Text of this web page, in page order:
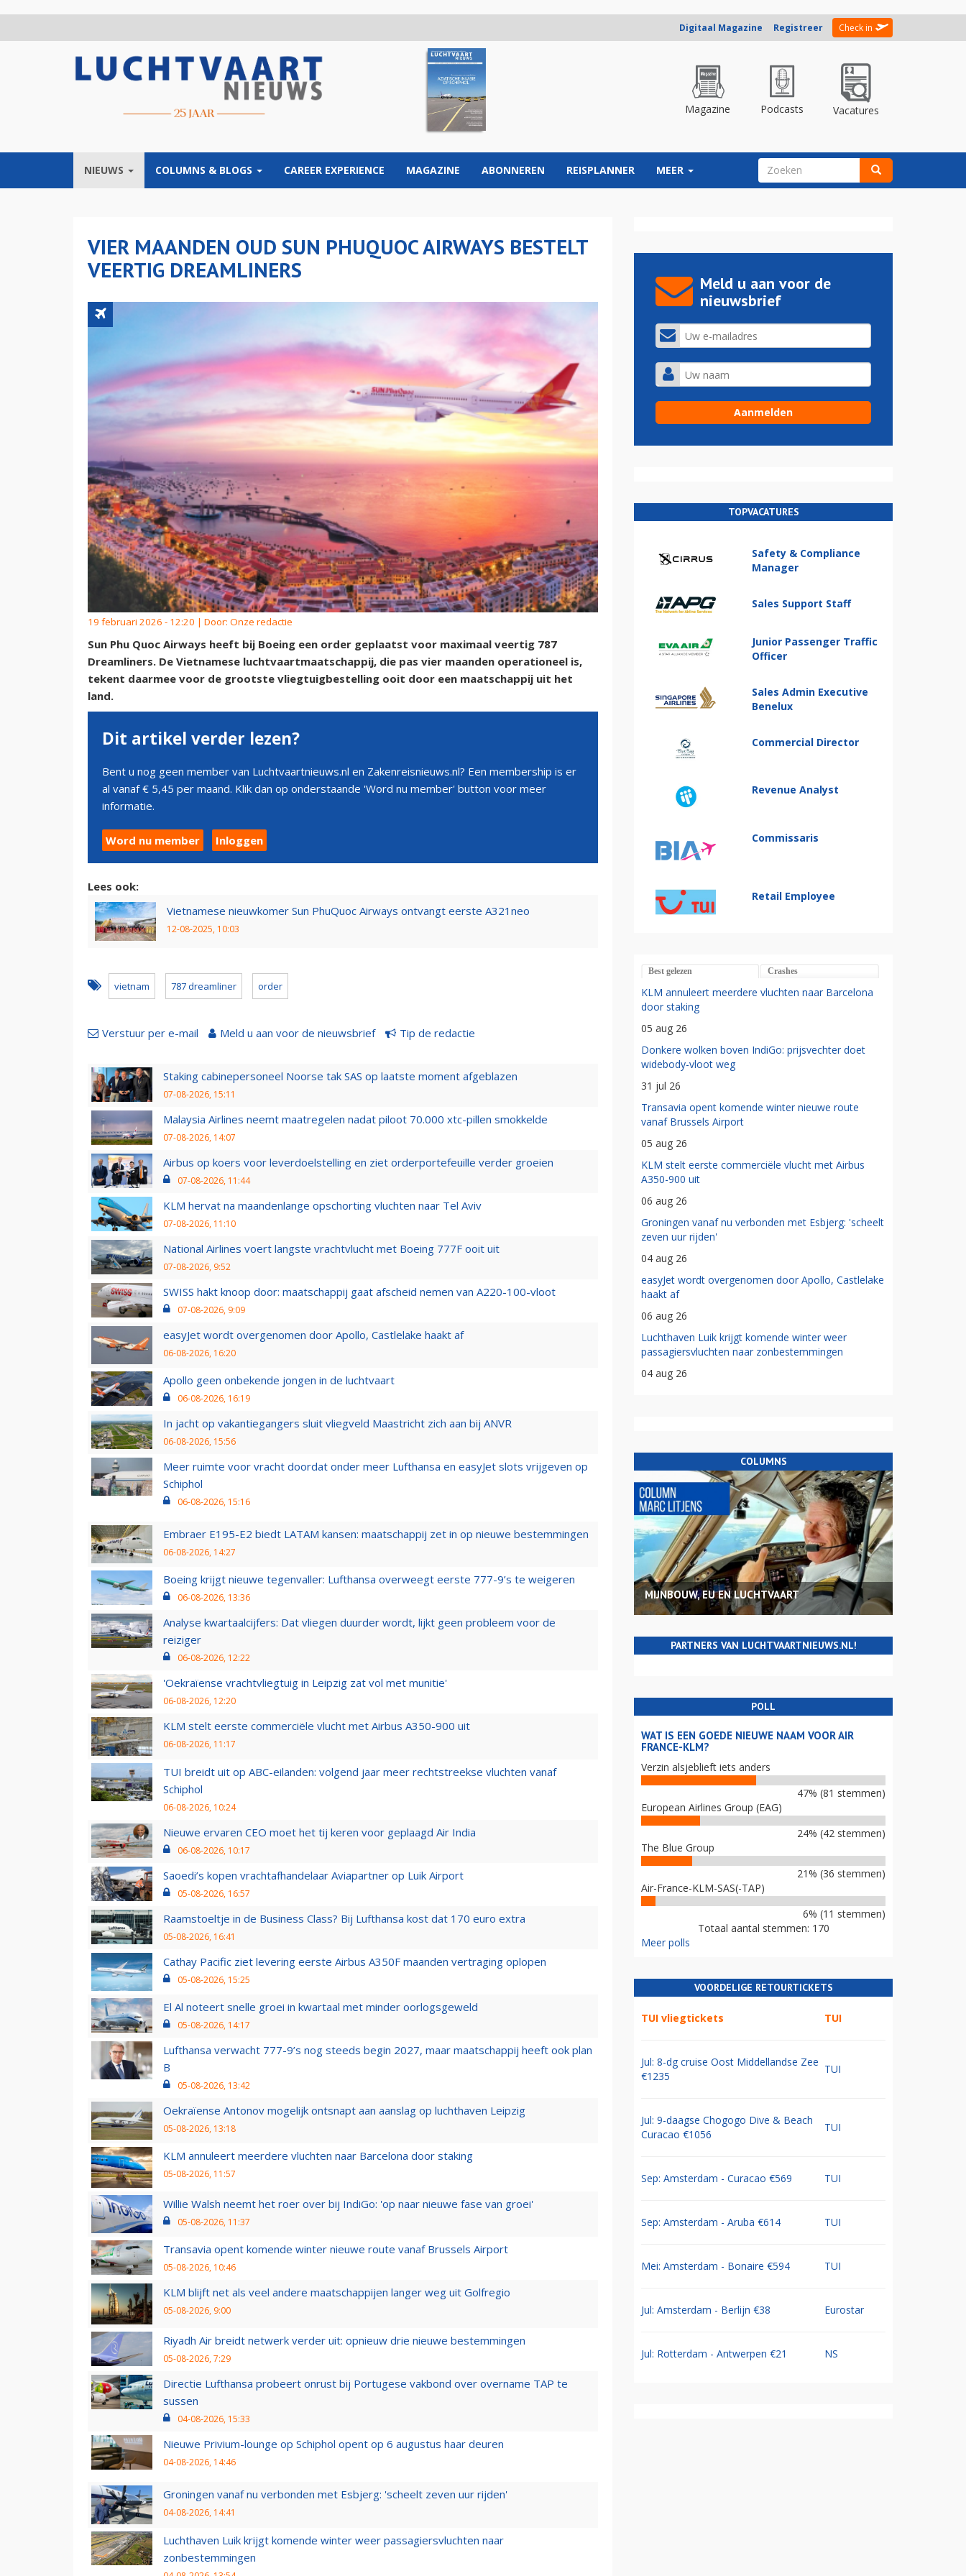
Digitaal Magazine Registreer Check in
Magazine Podcasts Vacatures
NIEUWS COLUMNS & BLOGS CAREER EXPERIENCE MAGAZINE ABONNEREN REISPLANNER MEER ZOEKVELD
VIER MAANDEN OUD SUN PHUQUOC AIRWAYS BESTELT
VEERTIG DREAMLINERS
19 februari 2026 - 12:20 | Door: Onze redactie
Sun Phu Quoc Airways heeft bij Boeing een order geplaatst voor maximaal veertig 787
Dreamliners. De Vietnamese luchtvaartmaatschappij, die pas vier maanden operationeel is,
tekent daarmee voor de grootste vliegtuigbestelling ooit door een maatschappij uit het
land.
Dit artikel verder lezen?
Bent u nog geen member van Luchtvaartnieuws.nl en Zakenreisnieuws.nl? Een membership is er
al vanaf € 5,45 per maand. Klik dan op onderstaande 'Word nu member' button voor meer
informatie.
Word nu member Inloggen
Lees ook:
Vietnamese nieuwkomer Sun PhuQuoc Airways ontvangt eerste A321neo
12-08-2025, 10:03
vietnam 787 dreamliner order
Verstuur per e-mail Meld u aan voor de nieuwsbrief Tip de redactie
Staking cabinepersoneel Noorse tak SAS op laatste moment afgeblazen
07-08-2026, 15:11
Malaysia Airlines neemt maatregelen nadat piloot 70.000 xtc-pillen smokkelde
07-08-2026, 14:07
Airbus op koers voor leverdoelstelling en ziet orderportefeuille verder groeien
07-08-2026, 11:44
KLM hervat na maandenlange opschorting vluchten naar Tel Aviv
07-08-2026, 11:10
National Airlines voert langste vrachtvlucht met Boeing 777F ooit uit
07-08-2026, 9:52
SWISS hakt knoop door: maatschappij gaat afscheid nemen van A220-100-vloot
07-08-2026, 9:09
easyJet wordt overgenomen door Apollo, Castlelake haakt af
06-08-2026, 16:20
Apollo geen onbekende jongen in de luchtvaart
06-08-2026, 16:19
In jacht op vakantiegangers sluit vliegveld Maastricht zich aan bij ANVR
06-08-2026, 15:56
Meer ruimte voor vracht doordat onder meer Lufthansa en easyJet slots vrijgeven op
Schiphol
06-08-2026, 15:16
Embraer E195-E2 biedt LATAM kansen: maatschappij zet in op nieuwe bestemmingen
06-08-2026, 14:27
Boeing krijgt nieuwe tegenvaller: Lufthansa overweegt eerste 777-9’s te weigeren
06-08-2026, 13:36
Analyse kwartaalcijfers: Dat vliegen duurder wordt, lijkt geen probleem voor de
reiziger
06-08-2026, 12:22
'Oekraïense vrachtvliegtuig in Leipzig zat vol met munitie'
06-08-2026, 12:20
KLM stelt eerste commerciële vlucht met Airbus A350-900 uit
06-08-2026, 11:17
TUI breidt uit op ABC-eilanden: volgend jaar meer rechtstreekse vluchten vanaf
Schiphol
06-08-2026, 10:24
Nieuwe ervaren CEO moet het tij keren voor geplaagd Air India
06-08-2026, 10:17
Saoedi’s kopen vrachtafhandelaar Aviapartner op Luik Airport
05-08-2026, 16:57
Raamstoeltje in de Business Class? Bij Lufthansa kost dat 170 euro extra
05-08-2026, 16:41
Cathay Pacific ziet levering eerste Airbus A350F maanden vertraging oplopen
05-08-2026, 15:25
El Al noteert snelle groei in kwartaal met minder oorlogsgeweld
05-08-2026, 14:17
Lufthansa verwacht 777-9’s nog steeds begin 2027, maar maatschappij heeft ook plan
B
05-08-2026, 13:42
Oekraïense Antonov mogelijk ontsnapt aan aanslag op luchthaven Leipzig
05-08-2026, 13:18
KLM annuleert meerdere vluchten naar Barcelona door staking
05-08-2026, 11:57
Willie Walsh neemt het roer over bij IndiGo: 'op naar nieuwe fase van groei'
05-08-2026, 11:37
Transavia opent komende winter nieuwe route vanaf Brussels Airport
05-08-2026, 10:46
KLM blijft net als veel andere maatschappijen langer weg uit Golfregio
05-08-2026, 9:00
Riyadh Air breidt netwerk verder uit: opnieuw drie nieuwe bestemmingen
05-08-2026, 7:29
Directie Lufthansa probeert onrust bij Portugese vakbond over overname TAP te
sussen
04-08-2026, 15:33
Nieuwe Privium-lounge op Schiphol opent op 6 augustus haar deuren
04-08-2026, 14:46
Groningen vanaf nu verbonden met Esbjerg: 'scheelt zeven uur rijden'
04-08-2026, 14:41
Luchthaven Luik krijgt komende winter weer passagiersvluchten naar
zonbestemmingen
Meld u aan voor de
nieuwsbrief
TOPVACATURES
Safety & Compliance
Manager
Sales Support Staff
Junior Passenger Traffic
Officer
Sales Admin Executive
Benelux
Commercial Director
Revenue Analyst
Commissaris
Retail Employee
Best gelezen Crashes
KLM annuleert meerdere vluchten naar Barcelona
door staking
05 aug 26
Donkere wolken boven IndiGo: prijsvechter doet
widebody-vloot weg
31 jul 26
Transavia opent komende winter nieuwe route
vanaf Brussels Airport
05 aug 26
KLM stelt eerste commerciële vlucht met Airbus
A350-900 uit
06 aug 26
Groningen vanaf nu verbonden met Esbjerg: 'scheelt
zeven uur rijden'
04 aug 26
easyJet wordt overgenomen door Apollo, Castlelake
haakt af
06 aug 26
Luchthaven Luik krijgt komende winter weer
passagiersvluchten naar zonbestemmingen
04 aug 26
COLUMNS
MIJNBOUW, EU EN LUCHTVAART
PARTNERS VAN LUCHTVAARTNIEUWS.NL!
POLL
WAT IS EEN GOEDE NIEUWE NAAM VOOR AIR
FRANCE-KLM?
Verzin alsjeblieft iets anders
47% (81 stemmen)
European Airlines Group (EAG)
24% (42 stemmen)
The Blue Group
21% (36 stemmen)
Air-France-KLM-SAS(-TAP)
6% (11 stemmen)
Totaal aantal stemmen: 170
Meer polls
VOORDELIGE RETOURTICKETS
TUI vliegtickets TUI
Jul: 8-dg cruise Oost Middellandse Zee
€1235
TUI
Jul: 9-daagse Chogogo Dive & Beach
Curacao €1056
TUI
Sep: Amsterdam - Curacao €569 TUI
Sep: Amsterdam - Aruba €614 TUI
Mei: Amsterdam - Bonaire €594 TUI
Jul: Amsterdam - Berlijn €38 Eurostar
Jul: Rotterdam - Antwerpen €21 NS